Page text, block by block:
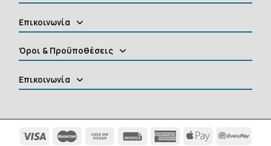
Επικοινωνία
Όροι & Προϋποθέσεις
Επικοινωνία